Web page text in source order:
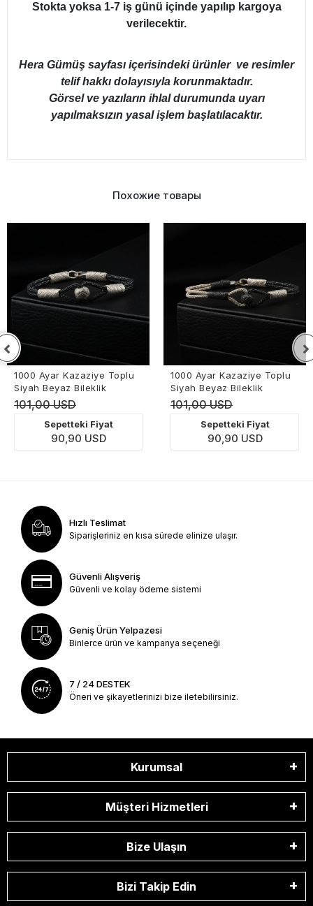
Stokta yoksa 1-7 iş günü içinde yapılıp kargoya
verilecektir.
Hera Gümüş sayfası içerisindeki ürünler ve resimler
telif hakkı dolayısıyla korunmaktadır.
Görsel ve yazıların ihlal durumunda uyarı
yapılmaksızın yasal işlem başlatılacaktır.
Похожие товары
1000 Ayar Kazaziye Toplu
Siyah Beyaz Bileklik
101,00 USD
Sepetteki Fiyat
90,90 USD
1000 Ayar Kazaziye Toplu
Siyah Beyaz Bileklik
101,00 USD
Sepetteki Fiyat
90,90 USD
Hızlı Teslimat
Siparişleriniz en kısa sürede elinize ulaşır.
Güvenli Alışveriş
Güvenli ve kolay ödeme sistemi
Geniş Ürün Yelpazesi
Binlerce ürün ve kampanya seçeneği
7 / 24 DESTEK
Öneri ve şikayetlerinizi bize iletebilirsiniz.
Kurumsal
Müşteri Hizmetleri
Bize Ulaşın
Bizi Takip Edin